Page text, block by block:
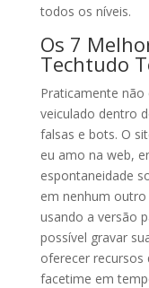
todos os níveis.
Os 7
Techtudo
Praticamente
veiculado dentro
falsas e bots. O
eu amo na web,
espontaneidade
em nenhum outro
usando a versão
possível gravar
oferecer
facetime em